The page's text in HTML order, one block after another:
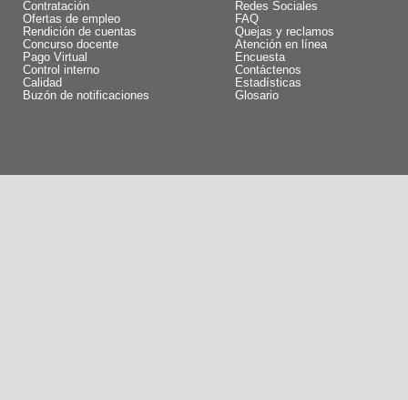
Contratación
Ofertas de empleo
Rendición de cuentas
Concurso docente
Pago Virtual
Control interno
Calidad
Buzón de notificaciones
Redes Sociales
FAQ
Quejas y reclamos
Atención en línea
Encuesta
Contáctenos
Estadísticas
Glosario